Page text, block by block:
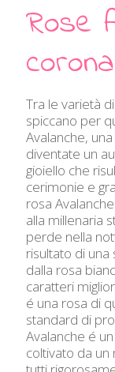
Rose
Tra le varietà
spiccano per
Avalanche,
diventate un
gioiello che
cerimonie e
rosa
alla millenaria
perde nella
risultato di
dalla rosa
caratteri
é una rosa di
standard di
Avalanche é
coltivato da